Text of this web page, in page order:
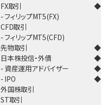
FX取引
フィリップMT5(FX)
CFD取引
フィリップMT5(CFD)
先物取引
日本株投信・外債
資産運用アドバイザー
IPO
外国株取引
ST取引